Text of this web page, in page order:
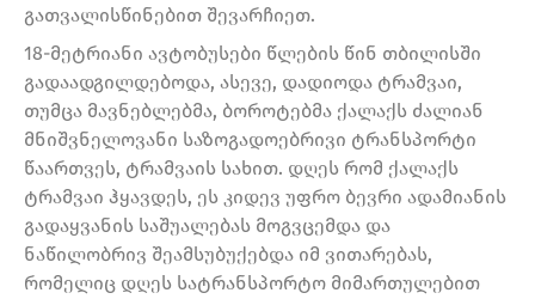
გათვალისწინებით შევარჩიეთ.
18-მეტრიანი ავტობუსები წლების წინ თბილისში
გადაადგილდებოდა, ასევე, დადიოდა ტრამვაი,
თუმცა მავნებლებმა, ბოროტებმა ქალაქს ძალიან
მნიშვნელოვანი საზოგადოებრივი ტრანსპორტი
წაართვეს, ტრამვაის სახით. დღეს რომ ქალაქს
ტრამვაი ჰყავდეს, ეს კიდევ უფრო ბევრი ადამიანის
გადაყვანის საშუალებას მოგვცემდა და
ნაწილობრივ შეამსუბუქებდა იმ ვითარებას,
რომელიც დღეს სატრანსპორტო მიმართულებით